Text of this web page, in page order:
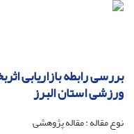
بررسی رابطه بازاریابی
ورزشی استان البرز
نوع مقاله : مقاله پژوهشی